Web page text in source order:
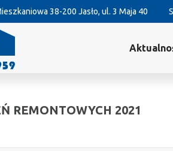
38-200 Jasło, ul. 3 Maja 40
REMONTOWYCH 2021